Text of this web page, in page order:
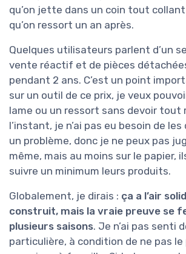
qu’on jette dans un coin tout
qu’on ressort un an après.
Quelques utilisateurs parlent d’un
vente réactif et de pièces
pendant 2 ans. C’est un point
sur un outil de ce prix, je veux
lame ou un ressort sans devoir tout
l’instant, je n’ai pas eu besoin de
un problème, donc je ne peux pas
même, mais au moins sur le papier,
suivre un minimum leurs produits.
Globalement, je dirais : ça a l’air
construit, mais la vraie preuve se
plusieurs saisons. Je n’ai pas senti
particulière, à condition de ne pas le